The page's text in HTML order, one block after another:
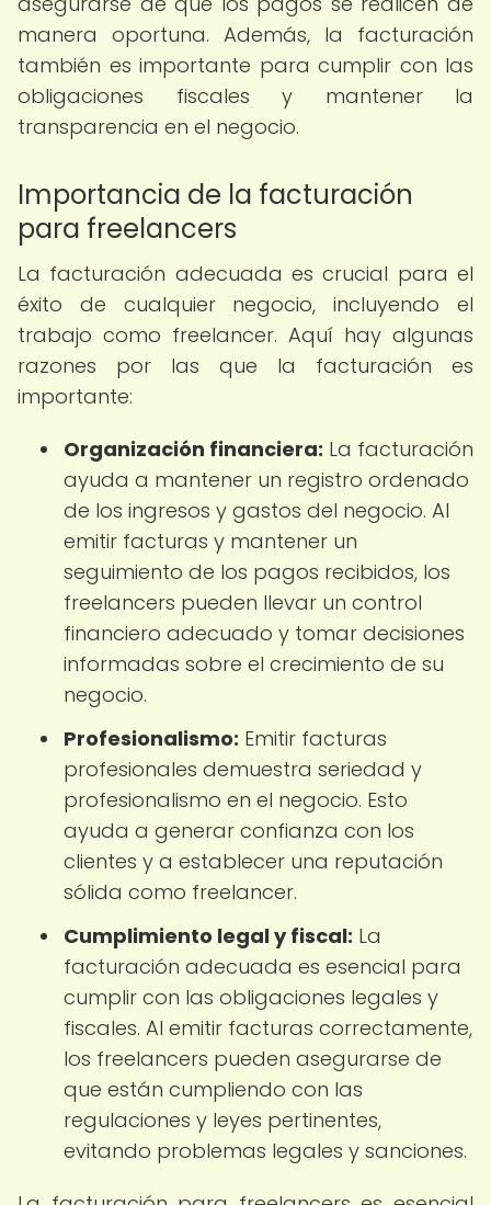
manera oportuna. Además, la facturación
también es importante para cumplir con las
obligaciones fiscales y mantener la
transparencia en el negocio.
Importancia de la facturación
para freelancers
La facturación adecuada es crucial para el
éxito de cualquier negocio, incluyendo el
trabajo como freelancer. Aquí hay algunas
razones por las que la facturación es
importante:
Organización financiera: La facturación
ayuda a mantener un registro ordenado
de los ingresos y gastos del negocio. Al
emitir facturas y mantener un
seguimiento de los pagos recibidos, los
freelancers pueden llevar un control
financiero adecuado y tomar decisiones
informadas sobre el crecimiento de su
negocio.
Profesionalismo: Emitir facturas
profesionales demuestra seriedad y
profesionalismo en el negocio. Esto
ayuda a generar confianza con los
clientes y a establecer una reputación
sólida como freelancer.
Cumplimiento legal y fiscal: La
facturación adecuada es esencial para
cumplir con las obligaciones legales y
fiscales. Al emitir facturas correctamente,
los freelancers pueden asegurarse de
que están cumpliendo con las
regulaciones y leyes pertinentes,
evitando problemas legales y sanciones.